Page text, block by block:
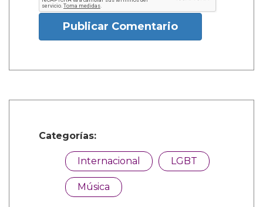
Publicar Comentario
Categorías:
Internacional LGBT
Música